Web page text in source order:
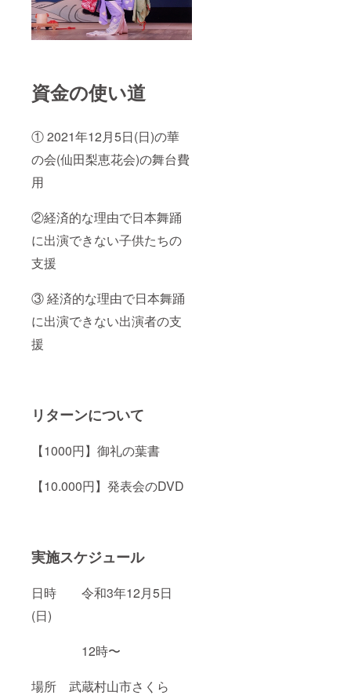
資金の使い道
① 2021年12月5日(日)の華
の会(仙田梨恵花会)の舞台費
用
②経済的な理由で日本舞踊
に出演できない子供たちの
支援
③ 経済的な理由で日本舞踊
に出演できない出演者の支
援
リターンについて
【1000円】御礼の葉書
【10.000円】発表会のDVD
実施スケジュール
日時 令和3年12月5日
(日)
12時〜
場所 武蔵村山市さくら